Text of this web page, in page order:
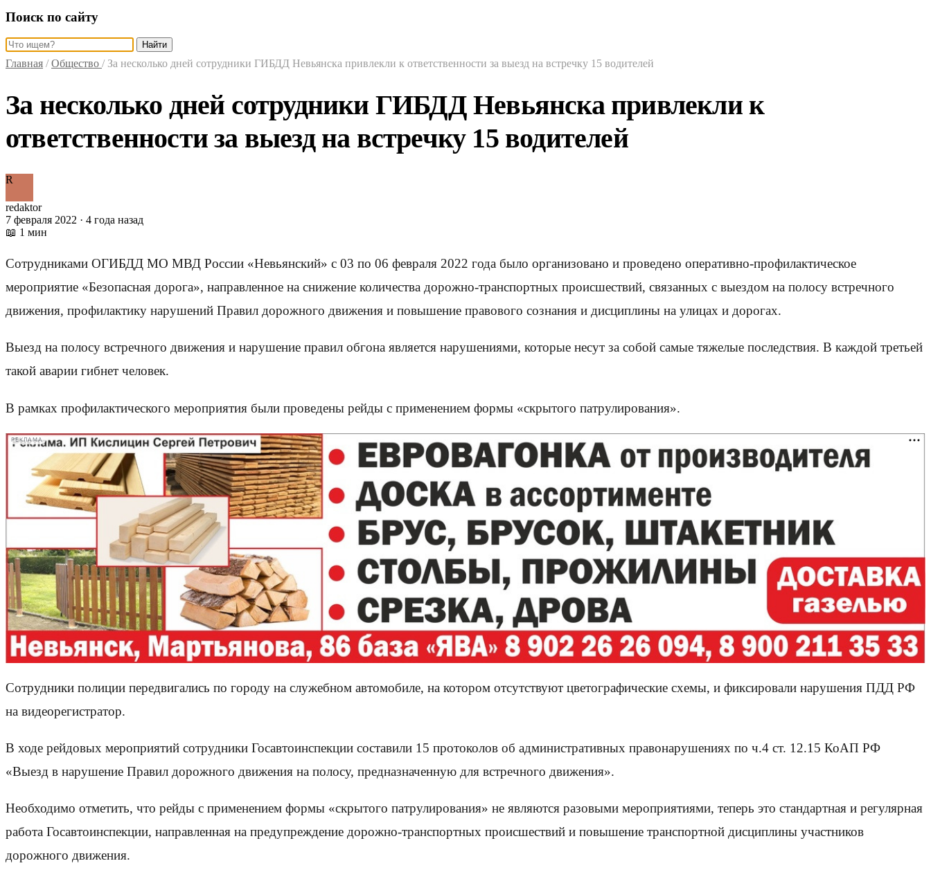
Поиск по сайту
Найти
Главная / Общество / За несколько дней сотрудники ГИБДД Невьянска привлекли к ответственности за выезд на встречку 15 водителей
За несколько дней сотрудники ГИБДД Невьянска привлекли к
ответственности за выезд на встречку 15 водителей
R
redaktor
7 февраля 2022 · 4 года назад
📖 1 мин
Сотрудниками ОГИБДД МО МВД России «Невьянский» с 03 по 06 февраля 2022 года было организовано и проведено оперативно-профилактическое
мероприятие «Безопасная дорога», направленное на снижение количества дорожно-транспортных происшествий, связанных с выездом на полосу встречного
движения, профилактику нарушений Правил дорожного движения и повышение правового сознания и дисциплины на улицах и дорогах.
Выезд на полосу встречного движения и нарушение правил обгона является нарушениями, которые несут за собой самые тяжелые последствия. В каждой третьей
такой аварии гибнет человек.
В рамках профилактического мероприятия были проведены рейды с применением формы «скрытого патрулирования».
РЕКЛАМА
Сотрудники полиции передвигались по городу на служебном автомобиле, на котором отсутствуют цветографические схемы, и фиксировали нарушения ПДД РФ
на видеорегистратор.
В ходе рейдовых мероприятий сотрудники Госавтоинспекции составили 15 протоколов об административных правонарушениях по ч.4 ст. 12.15 КоАП РФ
«Выезд в нарушение Правил дорожного движения на полосу, предназначенную для встречного движения».
Необходимо отметить, что рейды с применением формы «скрытого патрулирования» не являются разовыми мероприятиями, теперь это стандартная и регулярная
работа Госавтоинспекции, направленная на предупреждение дорожно-транспортных происшествий и повышение транспортной дисциплины участников
дорожного движения.